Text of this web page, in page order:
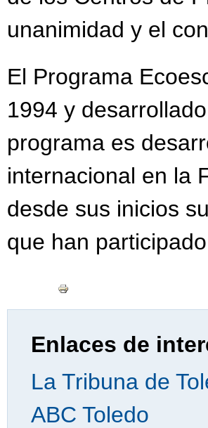
unanimidad y el
El Programa
1994 y
programa es
internacional en la
desde sus inicios
que han
Enlaces de
La Tribuna de
ABC Toledo